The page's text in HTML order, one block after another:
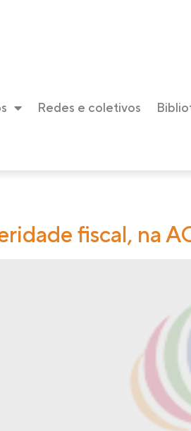
Redes e coletivos
fiscal, na